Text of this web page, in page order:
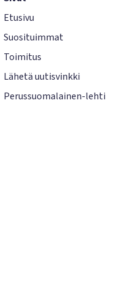
Etusivu
Suosituimmat
Toimitus
Lähetä uutisvinkki
Perussuomalainen-lehti